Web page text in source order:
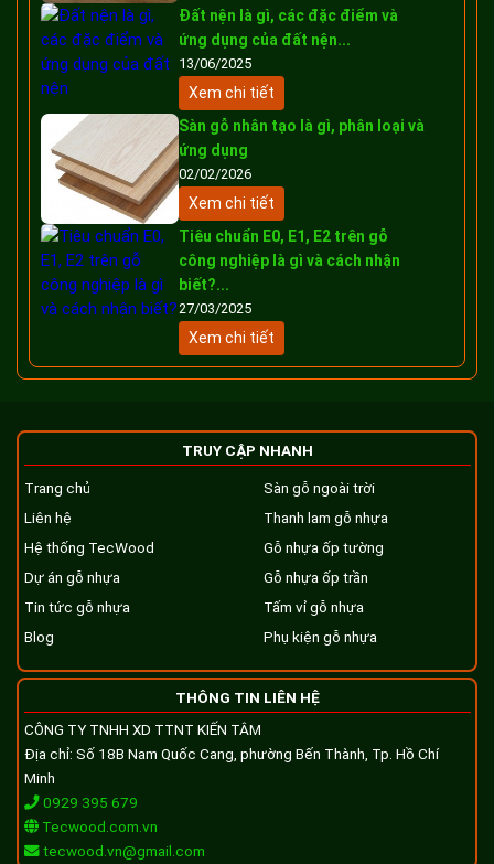
Đất nện là gì, các đặc điểm và
ứng dụng của đất nện...
13/06/2025
Xem chi tiết
Sàn gỗ nhân tạo là gì, phân loại và
ứng dụng
02/02/2026
Xem chi tiết
Tiêu chuẩn E0, E1, E2 trên gỗ
công nghiệp là gì và cách nhận
biết?...
27/03/2025
Xem chi tiết
TRUY CẬP NHANH
Trang chủ
Liên hệ
Hệ thống TecWood
Dự án gỗ nhựa
Tin tức gỗ nhựa
Blog
Sàn gỗ ngoài trời
Thanh lam gỗ nhựa
Gỗ nhựa ốp tường
Gỗ nhựa ốp trần
Tấm vỉ gỗ nhựa
Phụ kiện gỗ nhựa
THÔNG TIN LIÊN HỆ
CÔNG TY TNHH XD TTNT KIẾN TÂM
Địa chỉ: Số 18B Nam Quốc Cang, phường Bến Thành, Tp. Hồ Chí
Minh
0929 395 679
Tecwood.com.vn
tecwood.vn@gmail.com